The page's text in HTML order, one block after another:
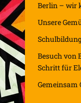
Berlin – wir
Unsere
Besuch von
Schritt für
Gemeinsam